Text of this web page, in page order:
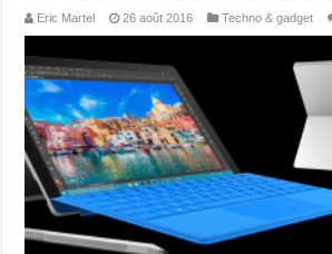
Eric Martel 26 août 2016 Techno & gadget